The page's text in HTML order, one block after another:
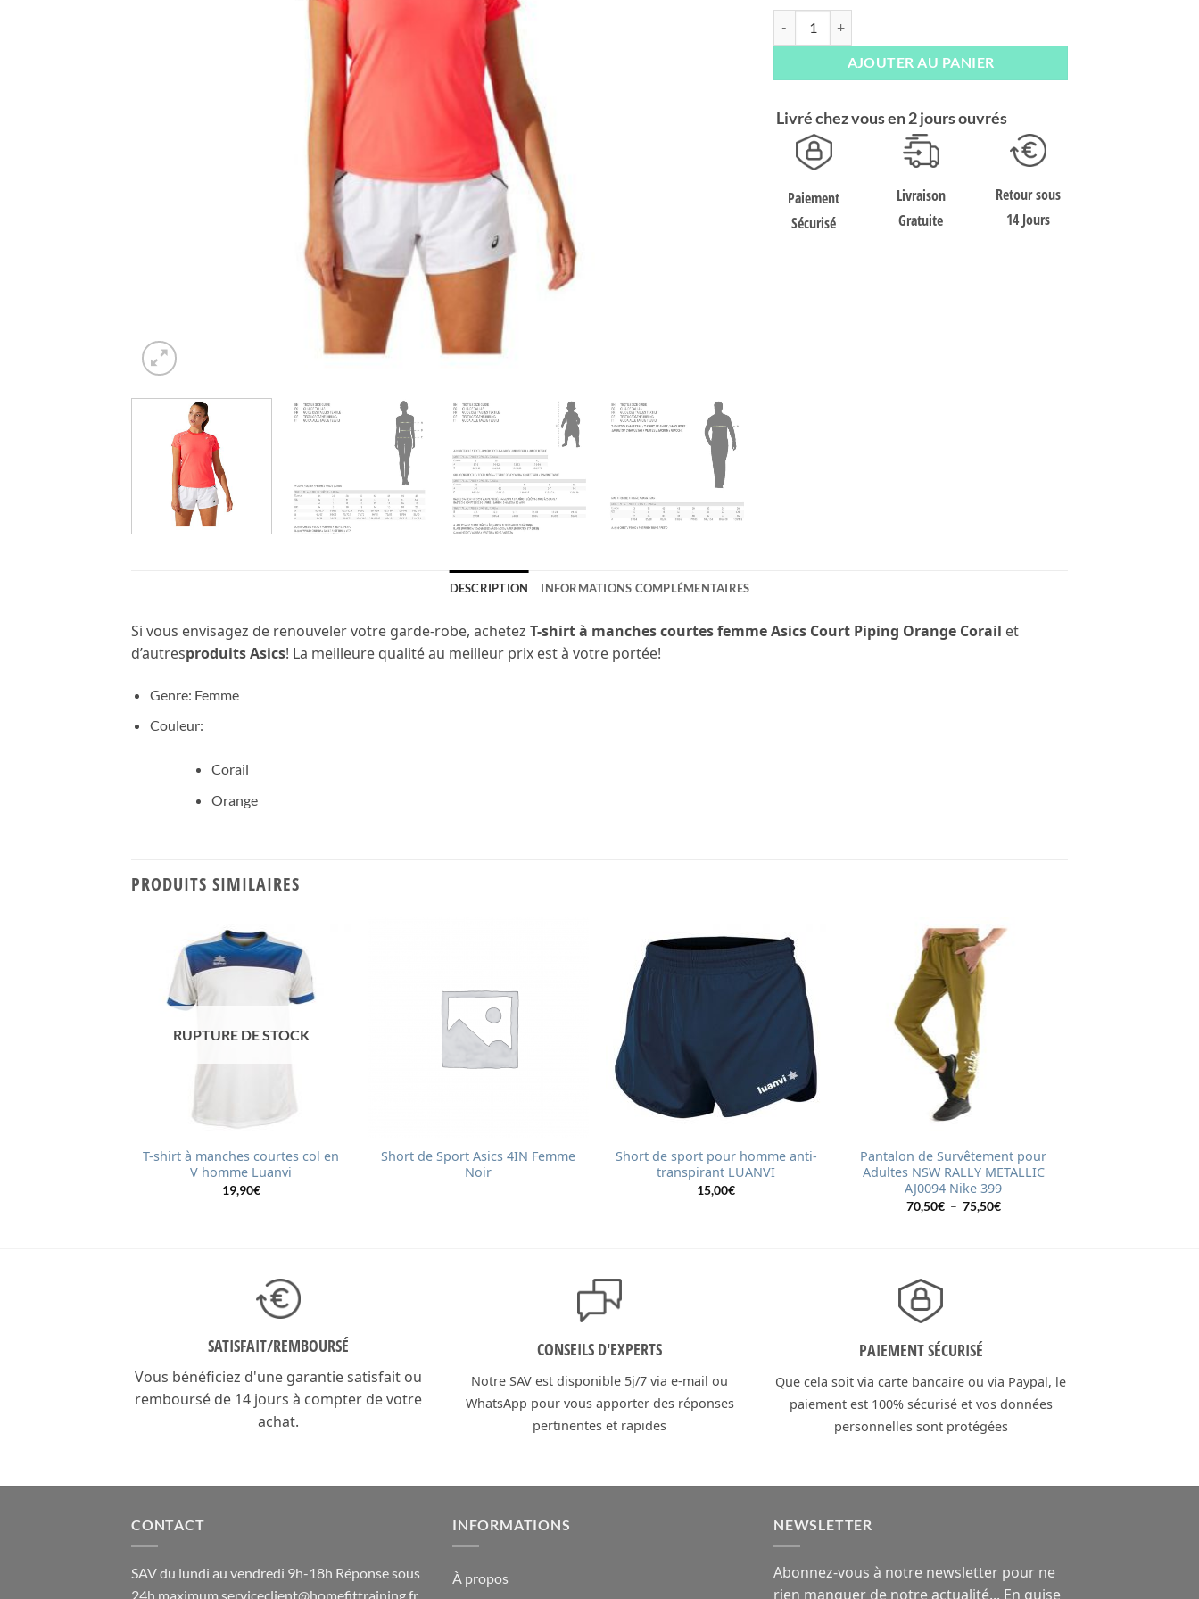
AJOUTER AU PANIER
Livré chez vous en 2 jours ouvrés
Paiement
Sécurisé
Livraison
Gratuite
Retour sous
14 Jours
DESCRIPTION INFORMATIONS COMPLÉMENTAIRES
Si vous envisagez de renouveler votre garde-robe, achetez T-shirt à manches courtes femme Asics Court Piping Orange Corail et
d’autresproduits Asics! La meilleure qualité au meilleur prix est à votre portée!
Genre: Femme
Couleur:
Corail
Orange
PRODUITS SIMILAIRES
RUPTURE DE STOCK
T-shirt à manches courtes col en
V homme Luanvi
19,90€
Short de Sport Asics 4IN Femme
Noir
Short de sport pour homme anti-
transpirant LUANVI
15,00€
Pantalon de Survêtement pour
Adultes NSW RALLY METALLIC
AJ0094 Nike 399
70,50€ – 75,50€Plage
SATISFAIT/REMBOURSÉ
Vous bénéficiez d'une garantie satisfait ou
remboursé de 14 jours à compter de votre
achat.
CONSEILS D'EXPERTS
Notre SAV est disponible 5j/7 via e-mail ou
WhatsApp pour vous apporter des réponses
pertinentes et rapides
PAIEMENT SÉCURISÉ
Que cela soit via carte bancaire ou via Paypal, le
paiement est 100% sécurisé et vos données
personnelles sont protégées
CONTACT
SAV du lundi au vendredi 9h-18h Réponse sous
24h maximum serviceclient@homefittraining.fr
INFORMATIONS
À propos
NEWSLETTER
Abonnez-vous à notre newsletter pour ne
rien manquer de notre actualité... En guise